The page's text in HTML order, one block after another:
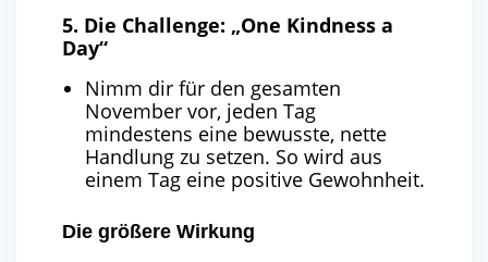
5. Die Challenge: „One Kindness a
Day“
Nimm dir für den gesamten
November vor, jeden Tag
mindestens eine bewusste, nette
Handlung zu setzen. So wird aus
einem Tag eine positive Gewohnheit.
Die größere Wirkung